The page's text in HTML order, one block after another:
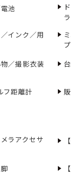
池
ラ
インク／用
／撮影衣装
フ距離計
ラアクセサ